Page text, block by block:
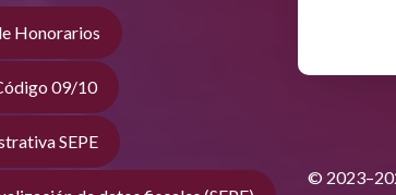
Honorarios
09/10
SEPE
©